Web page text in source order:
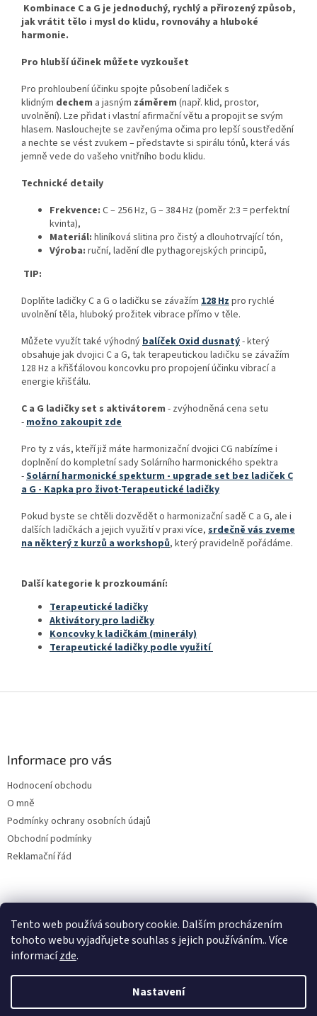
Tento web používá soubory cookie. Dalším procházením
tohoto webu vyjadřujete souhlas s jejich používáním.. Více
informacízde.
Nastavení
Kombinace C a G je jednoduchý, rychlý a přirozený způsob,
jak vrátit tělo i mysl do klidu, rovnováhy a hluboké
harmonie.
Pro hlubší účinek můžete vyzkoušet
Pro prohloubení účinku spojte působení ladiček s
klidným dechem a jasným záměrem (např. klid, prostor,
uvolnění). Lze přidat i vlastní afirmační větu a propojit se svým
hlasem. Naslouchejte se zavřenýma očima pro lepší soustředění
a nechte se vést zvukem – představte si spirálu tónů, která vás
jemně vede do vašeho vnitřního bodu klidu.
Technické detaily
Frekvence: C – 256 Hz, G – 384 Hz (poměr 2:3 = perfektní
kvinta),
Materiál: hliníková slitina pro čistý a dlouhotrvající tón,
Výroba: ruční, ladění dle pythagorejských principů,
TIP:
Doplňte ladičky C a G o ladičku se závažím 128 Hz pro rychlé
uvolnění těla, hluboký prožitek vibrace přímo v těle.
Můžete využít také výhodný balíček Oxid dusnatý- který
obsahuje jak dvojici C a G, tak terapeutickou ladičku se závažím
128 Hz a křišťálovou koncovku pro propojení účinku vibrací a
energie křišťálu.
C a G ladičky set s aktivátorem - zvýhodněná cena setu
- možno zakoupit zde
Pro ty z vás, kteří již máte harmonizační dvojici CG nabízíme i
doplnění do kompletní sady Solárního harmonického spektra
-Solární harmonické spekturm - upgrade set bez ladiček C
a G - Kapka pro život-Terapeutické ladičky
Pokud byste se chtěli dozvědět o harmonizační sadě C a G, ale i
dalších ladičkách a jejich využití v praxi více, srdečně vás zveme
na některý z kurzů a workshopů, který pravidelně pořádáme.
Další kategorie k prozkoumání:
Terapeutické ladičky
Aktivátory pro ladičky
Koncovky k ladičkám (minerály)
Terapeutické ladičky podle využití
Informace pro vás
Hodnocení obchodu
O mně
Podmínky ochrany osobních údajů
Obchodní podmínky
Reklamační řád